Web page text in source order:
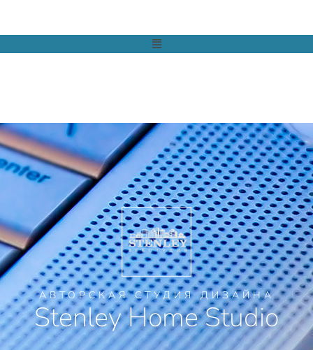
АВТОРСКАЯ СТУДИЯ ДИЗАЙНА
Stenley Home Studio